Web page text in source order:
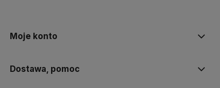
Moje konto
Dostawa, pomoc